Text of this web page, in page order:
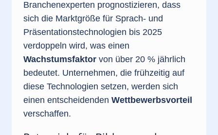
Branchenexperten prognostizieren, dass
sich die Marktgröße für Sprach- und
Präsentationstechnologien bis 2025
verdoppeln wird, was einen
Wachstumsfaktor von über 20 % jährlich
bedeutet. Unternehmen, die frühzeitig auf
diese Technologien setzen, werden sich
einen entscheidenden Wettbewerbsvorteil
verschaffen.